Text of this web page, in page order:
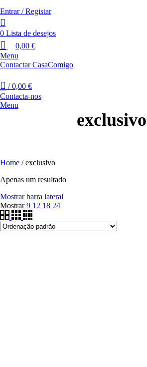
Entrar / Registar
0 Lista de desejos
0,00 €
Menu
Contactar CasaComigo
/ 0,00 €
Contacta-nos
Menu
exclusivo
Home /exclusivo
Apenas um resultado
Mostrar barra lateral
Mostrar9 12 18 24